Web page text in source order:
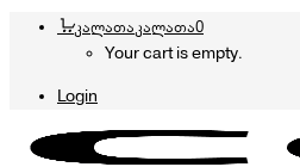
კალათაკალათა0
Your cart is empty.
Login